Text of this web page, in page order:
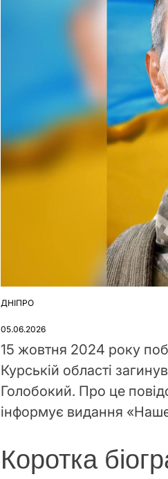
ОПУБЛІКУВАТИ
ДНІПРО
05.06.2026
15 жовтня 2024 року
Курській області
Голобокий. Про це
інформує видання
Коротка